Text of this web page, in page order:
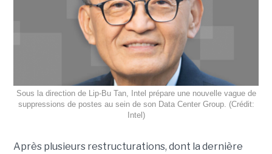
Sous la direction de Lip-Bu Tan, Intel prépare une nouvelle vague de
suppressions de postes au sein de son Data Center Group. (Crédit:
Intel)
Après plusieurs restructurations, dont la dernière